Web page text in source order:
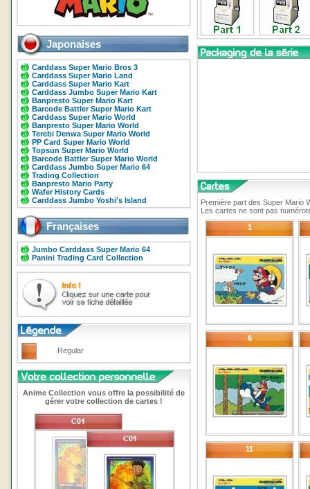
Japonaises
Carddass Super Mario Bros 3
Carddass Super Mario Land
Carddass Super Mario Kart
Carddass Jumbo Super Mario Kart
Banpresto Super Mario Kart
Barcode Battler Super Mario Kart
Carddass Super Mario World
Banpresto Super Mario World
Terebi Denwa Super Mario World
PP Card Super Mario World
Topsun Super Mario World
Barcode Battler Super Mario World
Carddass Jumbo Super Mario 64
Trading Collection
Banpresto Mario Party
Wafer History Cards
Carddass Jumbo Yoshi's Island
Françaises
Jumbo Carddass Super Mario 64
Panini Trading Card Collection
Regular
Anime Collection vous offre la possibilité de
gérer votre collection de cartes !
Première part des Super Mario
Les cartes ne sont pas
1
6
11